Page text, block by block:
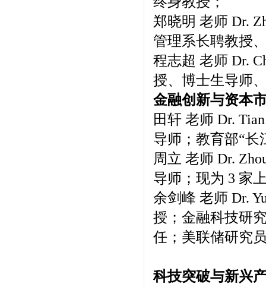
郑晓明 老师 Dr.
管理系长聘教授
程志超 老师 Dr.
授、博士生导师
金融创新与资本
田轩 老师 Dr.
导师；教育部“长
周立 老师 Dr.
导师；现为 3 家
余剑峰 老师 Dr.
授；金融科技研
任；美联储研究
科技突破与新兴